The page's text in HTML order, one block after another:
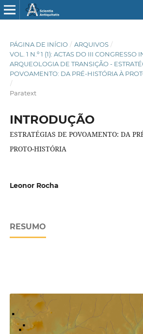
PÁGINA DE INÍCIO / ARQUIVOS /
VOL. 1 N.º 1 (1): ACTAS DO III CONGRESSO
ARQUEOLOGIA DE TRANSIÇÃO -
POVOAMENTO: DA PRÉ-HISTÓRIA À
/
Paratext
INTRODUÇÃO
ESTRATÉGIAS DE POVOAMENTO: DA
PROTO-HISTÓRIA
Leonor Rocha
RESUMO